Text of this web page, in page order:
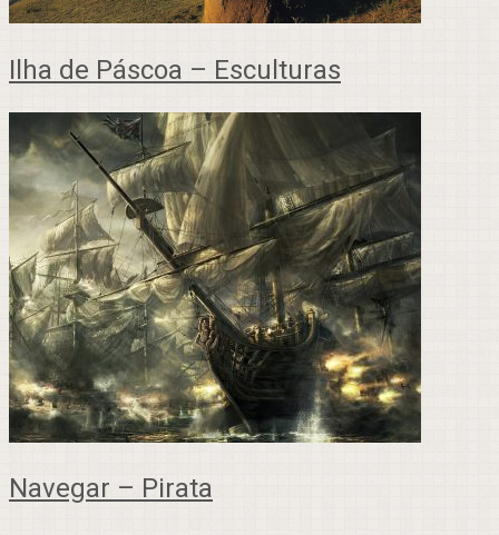
Ilha de Páscoa – Esculturas
Navegar – Pirata